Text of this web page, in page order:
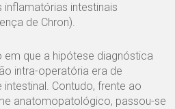
intestinais
de Chron).
que a hipótese diagnóstica
intra-operatória era de
Contudo, frente ao
anatomopatológico, passou-se